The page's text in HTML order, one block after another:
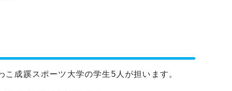
成蹊スポーツ大学の学生5人が担います。